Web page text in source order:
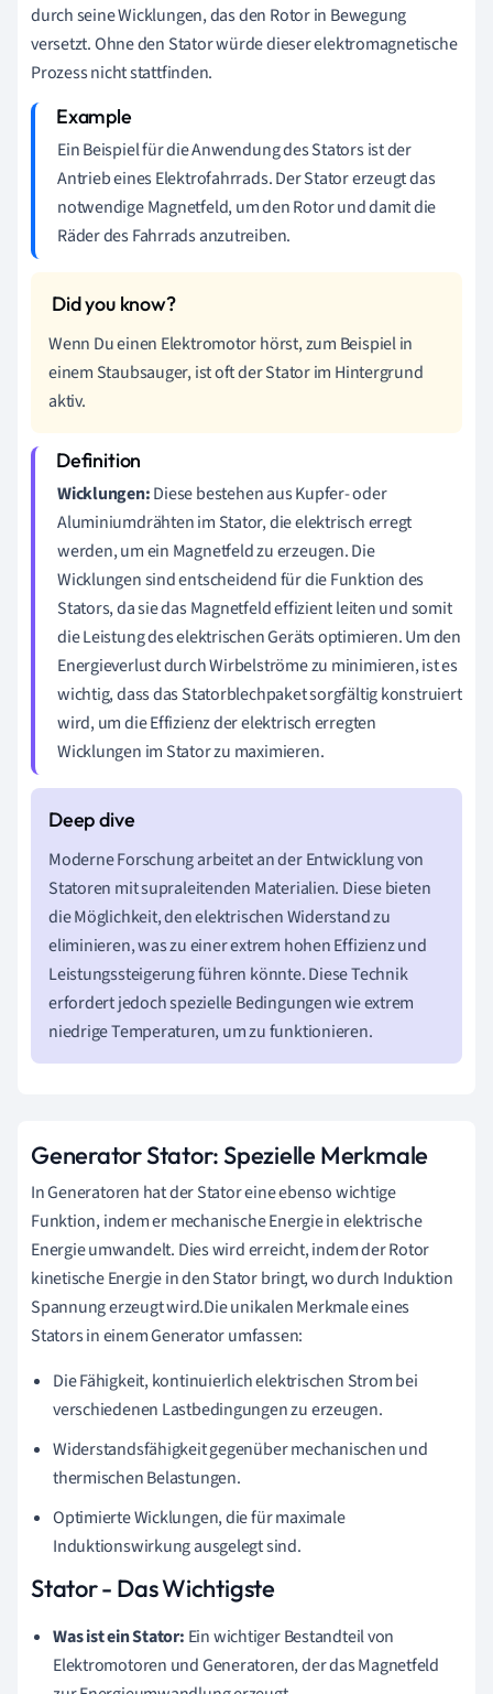
durch seine Wicklungen, das den Rotor in Bewegung
versetzt. Ohne den Stator würde dieser elektromagnetische
Prozess nicht stattfinden.
Ein Beispiel für die Anwendung des Stators ist der
Antrieb eines Elektrofahrrads. Der Stator erzeugt das
notwendige Magnetfeld, um den Rotor und damit die
Räder des Fahrrads anzutreiben.
Wenn Du einen Elektromotor hörst, zum Beispiel in
einem Staubsauger, ist oft der Stator im Hintergrund
aktiv.
Wicklungen:Diese bestehen aus Kupfer- oder
Aluminiumdrähten im Stator, die elektrisch erregt
werden, um ein Magnetfeld zu erzeugen. Die
Wicklungen sind entscheidend für die Funktion des
Stators, da sie das Magnetfeld effizient leiten und somit
die Leistung des elektrischen Geräts optimieren. Um den
Energieverlust durch Wirbelströme zu minimieren, ist es
wichtig, dass das Statorblechpaket sorgfältig konstruiert
wird, um die Effizienz der elektrisch erregten
Wicklungen im Stator zu maximieren.
Moderne Forschung arbeitet an der Entwicklung von
Statoren mit supraleitenden Materialien. Diese bieten
die Möglichkeit, den elektrischen Widerstand zu
eliminieren, was zu einer extrem hohen Effizienz und
Leistungssteigerung führen könnte. Diese Technik
erfordert jedoch spezielle Bedingungen wie extrem
niedrige Temperaturen, um zu funktionieren.
Generator Stator: Spezielle Merkmale
In Generatoren hat der Stator eine ebenso wichtige
Funktion, indem er mechanische Energie in elektrische
Energie umwandelt. Dies wird erreicht, indem der Rotor
kinetische Energie in den Stator bringt, wo durch Induktion
Spannung erzeugt wird.Die unikalen Merkmale eines
Stators in einem Generator umfassen:
Die Fähigkeit, kontinuierlich elektrischen Strom bei
verschiedenen Lastbedingungen zu erzeugen.
Widerstandsfähigkeit gegenüber mechanischen und
thermischen Belastungen.
Optimierte Wicklungen, die für maximale
Induktionswirkung ausgelegt sind.
Stator - Das Wichtigste
Was ist ein Stator: Ein wichtiger Bestandteil von
Elektromotoren und Generatoren, der das Magnetfeld